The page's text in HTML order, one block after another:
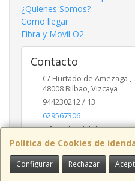
Política de Cookies de
Configurar Rechazar
¿Quienes Somos?
Como llegar
Fibra y Movil O2
Contacto
C/ Hurtado de Amezaga ,
48008 Bilbao,Vizcaya
944230212 / 13
629567306
info@idendabilbao.com
Horario